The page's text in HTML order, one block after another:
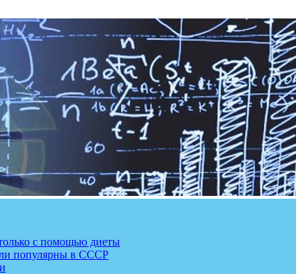
с помощью диеты
популярны в СССР